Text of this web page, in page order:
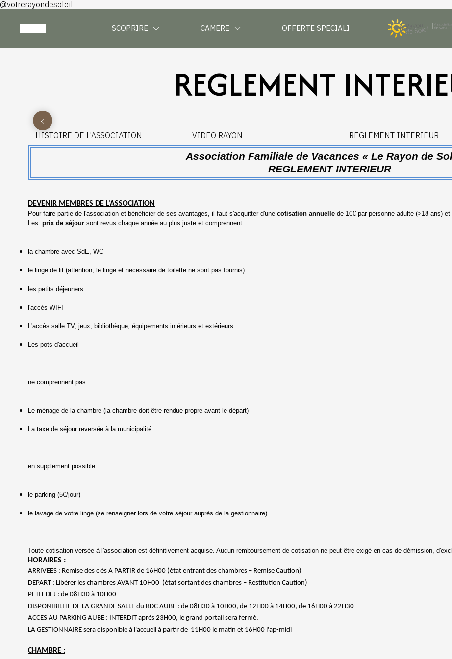
@votrerayondesoleil
SCOPRIRE CAMERE OFFERTE SPECIALI
REGLEMENT
HISTOIRE DE L'ASSOCIATION VIDEO RAYON REGLEMENT INTERIEUR
Association Familiale de Vacances « Le Rayon de
REGLEMENT INTERIEUR
DEVENIR MEMBRES DE L'ASSOCIATION
Pour faire partie de l'association et bénéficier de ses avantages, il faut s'acquitter d'une cotisation annuelle de 10€ par personne adulte (>18 ans) et
Les prix de séjour sont revus chaque année au plus juste et comprennent :
la chambre avec SdE, WC
le linge de lit (attention, le linge et nécessaire de toilette ne sont pas fournis)
les petits déjeuners
l'accès WIFI
L'accès salle TV, jeux, bibliothèque, équipements intérieurs et extérieurs …
Les pots d'accueil
ne comprennent pas :
Le ménage de la chambre (la chambre doit être rendue propre avant le départ)
La taxe de séjour reversée à la municipalité
en supplément possible
le parking (5€/jour)
le lavage de votre linge (se renseigner lors de votre séjour auprès de la gestionnaire)
Toute cotisation versée à l'association est définitivement acquise. Aucun remboursement de cotisation ne peut être exigé en cas de démission,
HORAIRES :
ARRIVEES : Remise des clés A PARTIR de 16H00 (état entrant des chambres – Remise Caution)
DEPART : Libérer les chambres AVANT 10H00 (état sortant des chambres – Restitution Caution)
PETIT DEJ : de 08H30 à 10H00
DISPONIBILITE DE LA GRANDE SALLE du RDC AUBE : de 08H30 à 10H00, de 12H00 à 14H00, de 16H00 à 22H30
ACCES AU PARKING AUBE : INTERDIT après 23H00, le grand portail sera fermé.
LA GESTIONNAIRE sera disponible à l'accueil à partir de 11H00 le matin et 16H00 l'ap-midi
CHAMBRE :